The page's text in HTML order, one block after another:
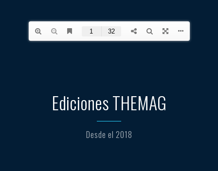
Ediciones THEMAG
Desde el 2018